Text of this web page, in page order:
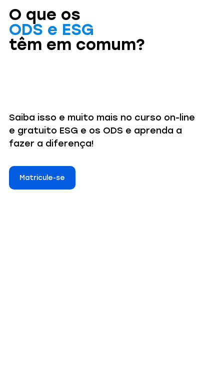
O que os
ODS e ESG
têm em comum?
Saiba isso e muito mais no curso on-line
e gratuito ESG e os ODS e aprenda a
fazer a diferença!
Matricule-se